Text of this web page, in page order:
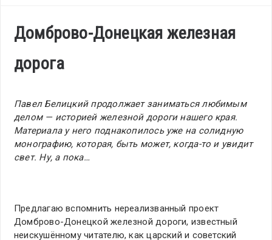
Домброво-Донецкая железная
дорога
Павел Белицкий продолжает заниматься любимым
делом — историей железной дороги нашего края.
Материала у него поднакопилось уже на солидную
монографию, которая, быть может, когда-то и увидит
свет. Ну, а пока…
Предлагаю вспомнить нереализванный проект
Домброво-Донецкой железной дороги, известный
неискушённому читателю, как царский и советский